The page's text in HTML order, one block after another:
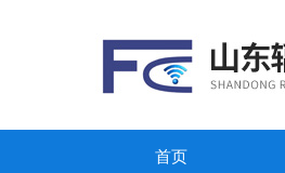
首页